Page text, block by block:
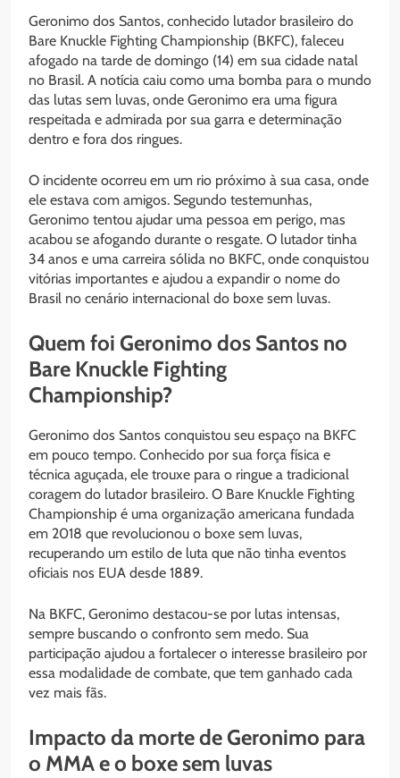
Geronimo dos Santos, conhecido lutador brasileiro do
Bare Knuckle Fighting Championship (BKFC), faleceu
afogado na tarde de domingo (14) em sua cidade natal
no Brasil. A notícia caiu como uma bomba para o mundo
das lutas sem luvas, onde Geronimo era uma figura
respeitada e admirada por sua garra e determinação
dentro e fora dos ringues.
O incidente ocorreu em um rio próximo à sua casa, onde
ele estava com amigos. Segundo testemunhas,
Geronimo tentou ajudar uma pessoa em perigo, mas
acabou se afogando durante o resgate. O lutador tinha
34 anos e uma carreira sólida no BKFC, onde conquistou
vitórias importantes e ajudou a expandir o nome do
Brasil no cenário internacional do boxe sem luvas.
Quem foi Geronimo dos Santos no
Bare Knuckle Fighting
Championship?
Geronimo dos Santos conquistou seu espaço na BKFC
em pouco tempo. Conhecido por sua força física e
técnica aguçada, ele trouxe para o ringue a tradicional
coragem do lutador brasileiro. O Bare Knuckle Fighting
Championship é uma organização americana fundada
em 2018 que revolucionou o boxe sem luvas,
recuperando um estilo de luta que não tinha eventos
oficiais nos EUA desde 1889.
Na BKFC, Geronimo destacou-se por lutas intensas,
sempre buscando o confronto sem medo. Sua
participação ajudou a fortalecer o interesse brasileiro por
essa modalidade de combate, que tem ganhado cada
vez mais fãs.
Impacto da morte de Geronimo para
o MMA e o boxe sem luvas